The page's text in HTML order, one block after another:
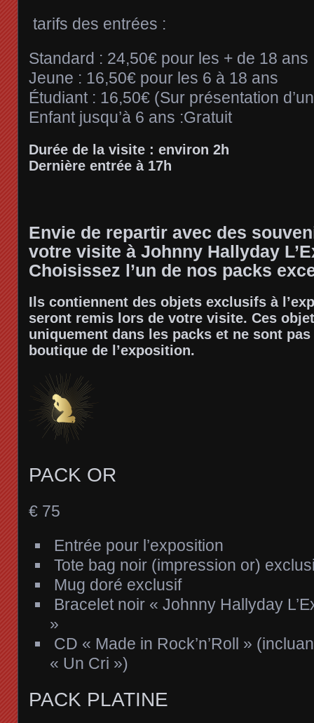
tarifs des entrées :
Standard : 24,50€ pour les + de 18 ans
Jeune : 16,50€ pour les 6 à 18 ans
Étudiant : 16,50€ (Sur présentation
Enfant jusqu’à 6 ans :Gratuit
Durée de la visite : environ 2h
Dernière entrée à 17h
Envie de repartir avec des
votre visite à Johnny Hallyday
Choisissez l’un de nos packs
Ils contiennent des objets exclusifs à
seront remis lors de votre visite. Ces
uniquement dans les packs et ne sont
boutique de l’exposition.
PACK OR
€ 75
Entrée pour l’exposition
Tote bag noir (impression or)
Mug doré exclusif
Bracelet noir « Johnny Hallyday
»
CD « Made in Rock’n’Roll »
« Un Cri »)
PACK PLATINE